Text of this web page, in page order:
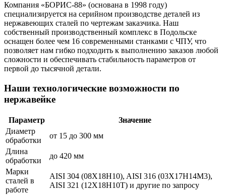
Компания «БОРИС-88» (основана в 1998 году)
специализируется на серийном производстве деталей из
нержавеющих сталей по чертежам заказчика. Наш
собственный производственный комплекс в Подольске
оснащен более чем 16 современными станками с ЧПУ, что
позволяет нам гибко подходить к выполнению заказов любой
сложности и обеспечивать стабильность параметров от
первой до тысячной детали.
Наши технологические возможности по
нержавейке
Параметр
Значение
Диаметр
обработки
от 15 до 300 мм
Длина
обработки
до 420 мм
Марки
сталей в
работе
AISI 304 (08Х18Н10), AISI 316 (03Х17Н14М3),
AISI 321 (12Х18Н10Т) и другие по запросу